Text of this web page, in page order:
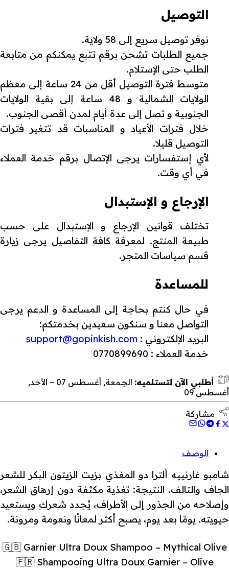
التوصيل
نوفر توصيل سريع إلى 58 ولاية.
جميع الطلبات تشحن برقم تتبع يمكنكم من متابعة
الطلب حتى الإستلام.
متوسط فترة التوصيل أقل من 24 ساعة إلى معظم
الولايات الشمالية و 48 ساعة إلى بقية الولايات
الجنوبية و تصل إلى عدة أيام لمدن أقصى الجنوب.
خلال فترات الأعياد و المناسبات قد تتغير فترات
التوصيل قليلا.
لأي إستفسارات يرجى الإتصال برقم خدمة العملاء
في أي وقت.
الإرجاع و الإستبدال
تختلف قوانين الإرجاع و الإستبدال على حسب
طبيعة المنتج. لمعرفة كافة التفاصيل يرجى زيارة
قسم سياسات المتجر.
للمساعدة
في حال كنتم بحاجة إلى المساعدة و الدعم يرجى
التواصل معنا و سنكون سعيدين بخدمتكم:
البريد الإلكتروني : support@gopinkish.com
خدمة العملاء : 0770899690
أطلبي الآن لتستلميه:
الجمعة, أغسطس 07 – الأحد,
أغسطس 09
مشاركة
الوصف
شامبو غارنييه ألترا دو المغذي بزيت الزيتون البكر للشعر
الجاف والتالف. النتيجة: تغذية مكثفة دون إرهاق الشعر،
وإصلاحه من الجذور إلى الأطراف، يُجدد شعركِ ويستعيد
حيويته. يومًا بعد يوم، يصبح أكثر لمعانًا ونعومة ومرونة.
🇬🇧 Garnier Ultra Doux Shampoo – Mythical Olive
🇫🇷 Shampooing Ultra Doux Garnier – Olive